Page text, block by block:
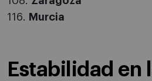
116. Murcia
Estabilidad en